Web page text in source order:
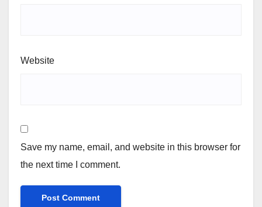
Website
Save my name, email, and website in this browser for
the next time I comment.